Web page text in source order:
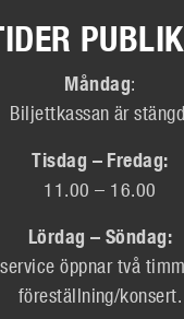
Måndag:
Biljettkassan är
Tisdag – Fredag:
11.00 – 16.00
Lördag – Söndag:
öppnar två
föreställning/konsert.